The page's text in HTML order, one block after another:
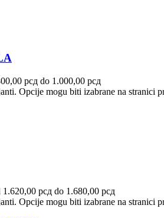
рсд do 1.000,00 рсд
Opcije mogu biti izabrane na stranici
1.620,00 рсд do 1.680,00 рсд
Opcije mogu biti izabrane na stranici